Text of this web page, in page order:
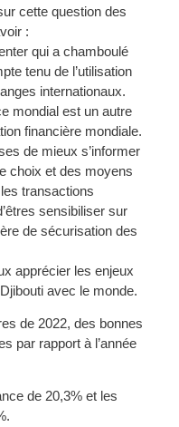
cette question des
:
qui a chamboulé
tenu de l’utilisation
internationaux.
mondial est un autre
financière mondiale.
de mieux s’informer
choix et des moyens
transactions
sensibiliser sur
de sécurisation des
apprécier les enjeux
avec le monde.
de 2022, des bonnes
par rapport à l’année
de 20,3% et les